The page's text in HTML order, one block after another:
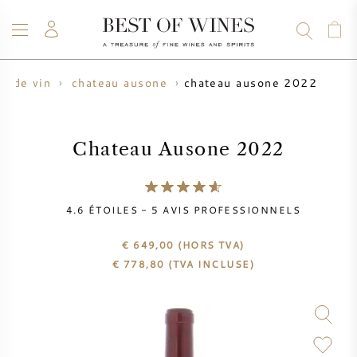
VIN
PRODUCTEUR DE VIN
TABLEAU DES MILLESIMES
CHAMPAGNE
TOUS LES CHAMPAGNES
WHISKY
RHUM
SPIRITUEUX
VENTE
BORDEAUX EN PRIMEUR
BLOG
À PROPOS
de vin chateau ausone chateau ausone 2022
Chateau Ausone 2022
4.6 ÉTOILES - 5 AVIS PROFESSIONNELS
€ 649,00 (HORS TVA)
€ 778,80 (TVA INCLUSE)